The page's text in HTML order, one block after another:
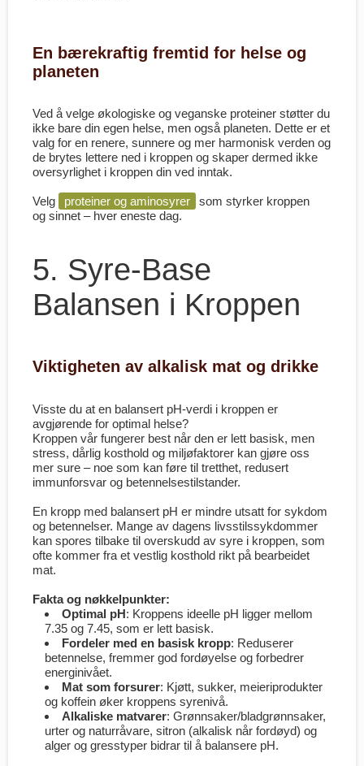
En bærekraftig fremtid for helse og
planeten
Ved å velge økologiske og veganske proteiner støtter du
ikke bare din egen helse, men også planeten. Dette er et
valg for en renere, sunnere og mer harmonisk verden og
de brytes lettere ned i kroppen og skaper dermed ikke
oversyrlighet i kroppen din ved inntak.
Velg proteiner og aminosyrer
som styrker kroppen
og sinnet – hver eneste dag.
5. Syre-Base
Balansen i Kroppen
Viktigheten av alkalisk mat og drikke
Visste du at en balansert pH-verdi i kroppen er
avgjørende for optimal helse?
Kroppen vår fungerer best når den er lett basisk, men
stress, dårlig kosthold og miljøfaktorer kan gjøre oss
mer sure – noe som kan føre til tretthet, redusert
immunforsvar og betennelsestilstander.
En kropp med balansert pH er mindre utsatt for sykdom
og betennelser. Mange av dagens livsstilssykdommer
kan spores tilbake til overskudd av syre i kroppen, som
ofte kommer fra et vestlig kosthold rikt på bearbeidet
mat.
Fakta og nøkkelpunkter:
Optimal pH: Kroppens ideelle pH ligger mellom
7.35 og 7.45, som er lett basisk.
Fordeler med en basisk kropp: Reduserer
betennelse, fremmer god fordøyelse og forbedrer
energinivået.
Mat som forsurer: Kjøtt, sukker, meieriprodukter
og koffein øker kroppens syrenivå.
Alkaliske matvarer: Grønnsaker/bladgrønnsaker,
urter og naturråvare, sitron (alkalisk når fordøyd) og
alger og gresstyper bidrar til å balansere pH.